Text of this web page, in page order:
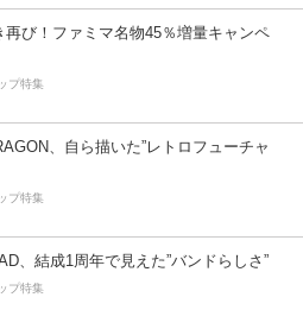
再び！ファミマ名物45％増量キャンペ
プ特集
、自ら描いた”レトロフューチャ
プ特集
、結成1周年で見えた”バンドらしさ”
プ特集